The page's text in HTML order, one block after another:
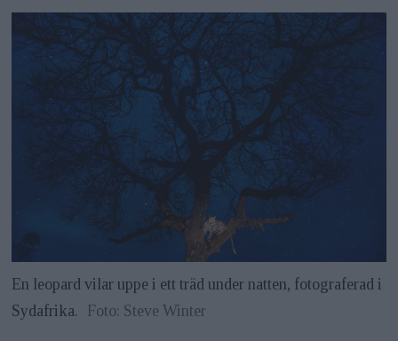
En leopard vilar uppe i ett träd under natten, fotograferad i
Sydafrika.
Foto: Steve Winter